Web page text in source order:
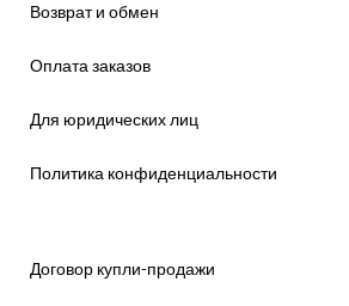
Возврат и обмен
Оплата заказов
Для юридических лиц
Политика конфиденциальности
Договор купли-продажи